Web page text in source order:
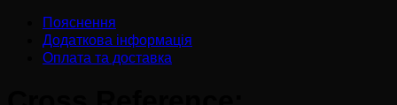
Пояснення
Додаткова інформація
Оплата та доставка